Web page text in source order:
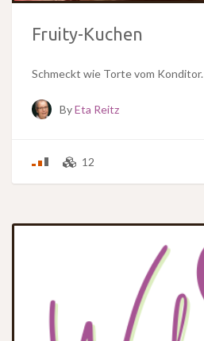
Fruity-Kuchen
Schmeckt wie Torte vom Konditor.
ByEta Reitz
12